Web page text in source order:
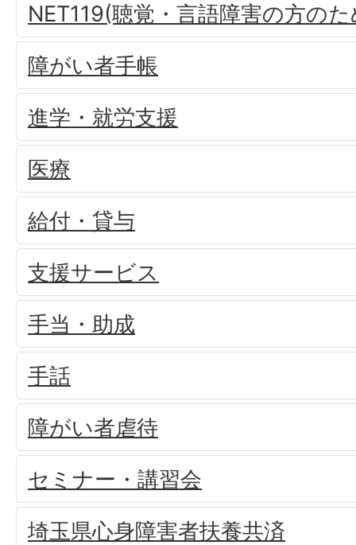
NET119(聴覚・言語障害の方の
障がい者手帳
進学・就労支援
医療
給付・貸与
支援サービス
手当・助成
手話
障がい者虐待
セミナー・講習会
埼玉県心身障害者扶養共済